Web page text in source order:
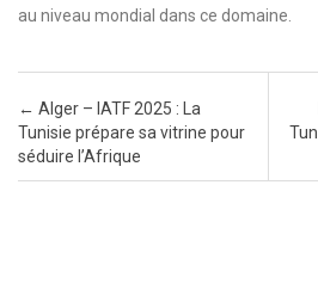
au niveau mondial dans ce domaine.
Post navigation
← Alger – IATF 2025 : La
Tunisie prépare sa vitrine pour
séduire l’Afrique